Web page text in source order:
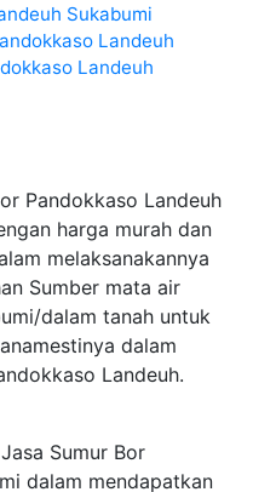
Sukabumi
Landeuh
Landeuh
Pandokkaso Landeuh
harga murah dan
melaksanakannya
Sumber mata air
dalam tanah untuk
dalam
Landeuh.
Sumur Bor
dalam mendapatkan